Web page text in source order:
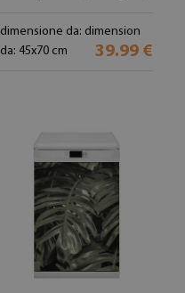
dimensione da: dimension
da: 45x70 cm
39.99 €